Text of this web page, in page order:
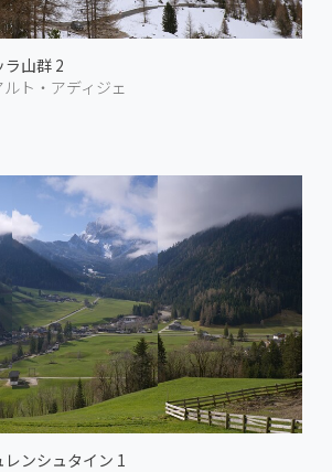
ラ山群 2
ト・アディジェ
レンシュタイン 1